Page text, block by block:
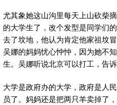
尤其象她这山沟里每天上山砍柴
的大学生了，改个发型是同学们
去了坟地，他认为肯定他家祖坟
吴娜的妈妈忧心忡忡，因为她不
生。吴娜听说北京可以打工，告
大学是政府办的大学，政府是人
员了。妈妈还是把两只羊卖掉了